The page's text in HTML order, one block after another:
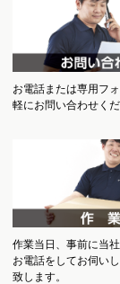
お電話または専用フ
軽にお問い合わせくだ
作業当日、事前に当
お電話をしてお伺い
致します。